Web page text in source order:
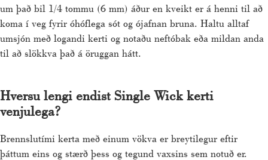
um það bil 1/4 tommu (6 mm) áður en kveikt er á henni til að
koma í veg fyrir óhóflega sót og ójafnan bruna. Haltu alltaf
umsjón með logandi kerti og notaðu neftóbak eða mildan anda
til að slökkva það á öruggan hátt.
Hversu lengi endist Single Wick kerti
venjulega?
Brennslutími kerta með einum vökva er breytilegur eftir
þáttum eins og stærð þess og tegund vaxsins sem notuð er.